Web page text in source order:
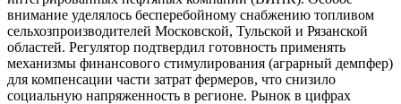
внимание уделялось бесперебойному снабжению топливом
сельхозпроизводителей Московской, Тульской и Рязанской
областей. Регулятор подтвердил готовность применять
механизмы финансового стимулирования (аграрный демпфер)
для компенсации части затрат фермеров, что снизило
социальную напряженность в регионе. Рынок в цифрах